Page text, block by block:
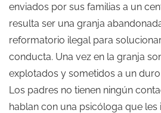
enviados por sus familias a un
resulta ser una granja
reformatorio ilegal para
conducta. Una vez en la granja
explotados y sometidos a un
Los padres no tienen ningún
hablan con una psicóloga que les